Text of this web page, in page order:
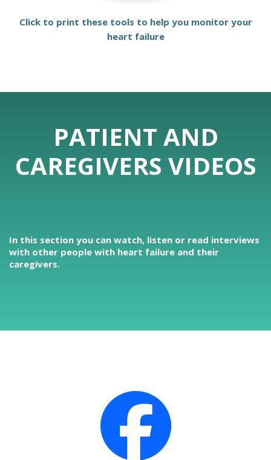
Click to print these tools to help you monitor your
heart failure
PATIENT AND
CAREGIVERS VIDEOS
In this section you can watch, listen or read interviews
with other people with heart failure and their
caregivers.